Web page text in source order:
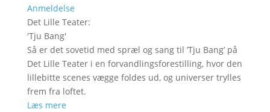
Anmeldelse
Det Lille Teater:
'Tju Bang'
Så er det sovetid med spræl og sang til ’Tju Bang’ på
Det Lille Teater i en forvandlingsforestilling, hvor den
lillebitte scenes vægge foldes ud, og universer trylles
frem fra loftet.
Læs mere